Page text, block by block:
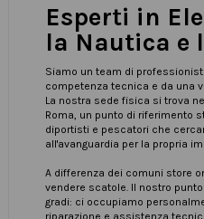
Esperti in
la Nautica e
Siamo un team di
competenza tecnica e da una
La nostra sede fisica si trova
Roma, un punto di riferimento
diportisti e pescatori che
all'avanguardia per la propria
A differenza dei comuni store
vendere scatole. Il nostro
gradi: ci occupiamo
riparazione e assistenza